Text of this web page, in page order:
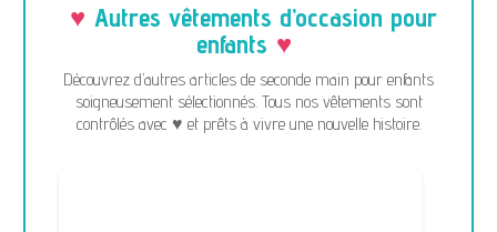
Autres vêtements d’occasion pour
enfants
Découvrez d’autres articles de seconde main pour enfants
soigneusement sélectionnés. Tous nos vêtements sont
contrôlés avec ♥ et prêts à vivre une nouvelle histoire.